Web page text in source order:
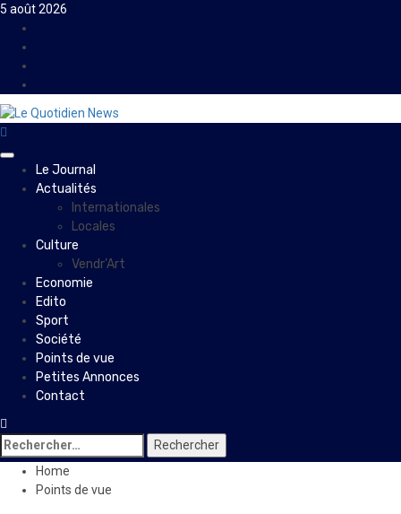
Skip
content
5 août 2026
PrimaryLe Journal
Actualités
Internationales
Locales
Culture
Vendr’Art
Economie
Edito
Sport
Société
Points de vue
Petites Annonces
Contact
Rechercher :
Home
Points de vue